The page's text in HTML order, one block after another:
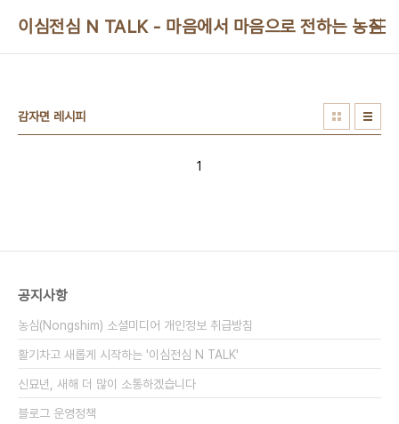
이심전심 N TALK - 마음에서 마음으로 전하는 농심
감자면 레시피
1
공지사항
농심(Nongshim) 소셜미디어 개인정보 취급방침
활기차고 새롭게 시작하는 '이심전심 N TALK'
신묘년, 새해 더 많이 소통하겠습니다
블로그 운영정책